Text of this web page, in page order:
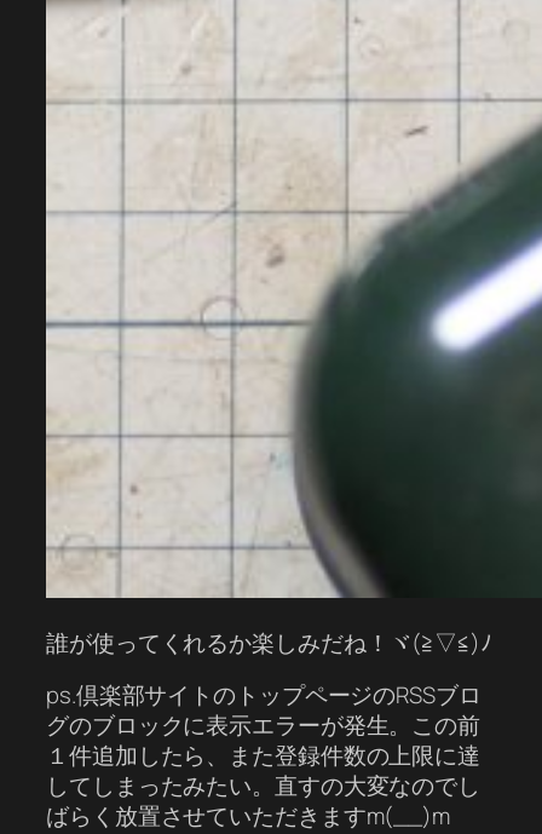
誰が使ってくれるか楽しみだね！ヾ(≧▽≦)ﾉ
ps.倶楽部サイトのトップページのRSSブロ
グのブロックに表示エラーが発生。この前
１件追加したら、また登録件数の上限に達
してしまったみたい。直すの大変なのでし
ばらく放置させていただきますm(__)m